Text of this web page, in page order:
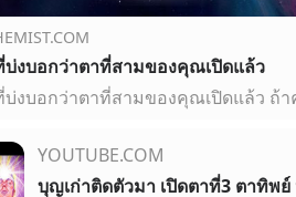
งบอกว่าตาที่สามของคุณเปิดแล้ว
YOUTUBE.COM